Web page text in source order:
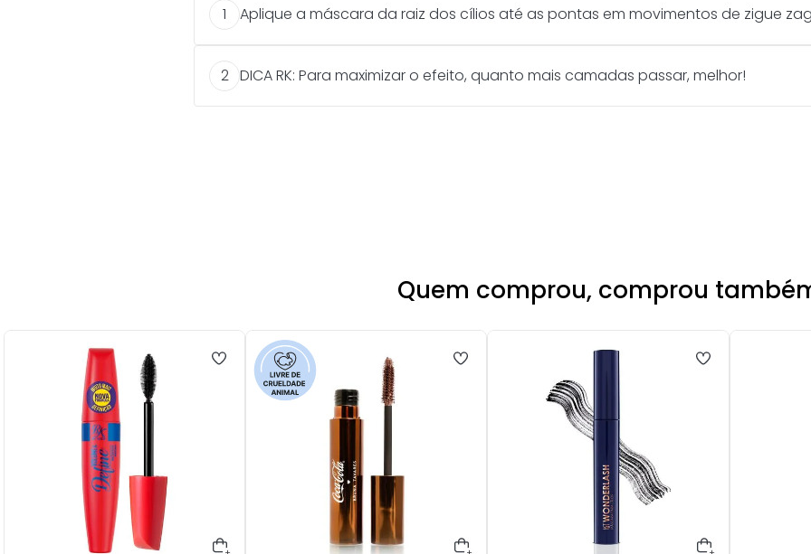
1 Aplique a máscara da raiz dos cílios até as pontas em movimentos de zigue
2 DICA RK: Para maximizar o efeito, quanto mais camadas passar, melhor!
Quem comprou, comprou